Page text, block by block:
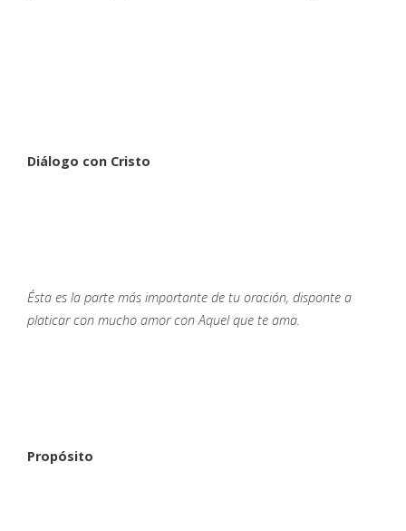
Diálogo con Cristo
Ésta es la parte más importante de tu oración, disponte a
platicar con mucho amor con Aquel que te ama.
Propósito